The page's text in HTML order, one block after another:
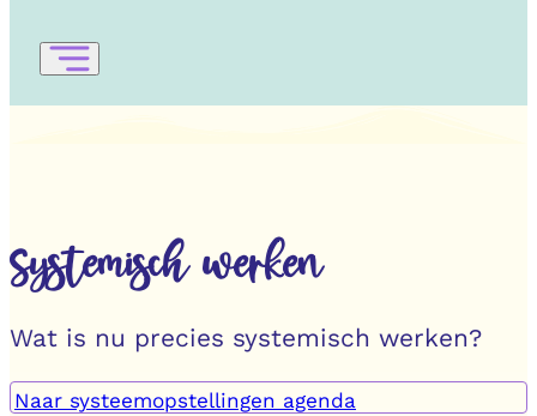
Systemisch werken
Wat is nu precies systemisch werken?
Naar systeemopstellingen agenda